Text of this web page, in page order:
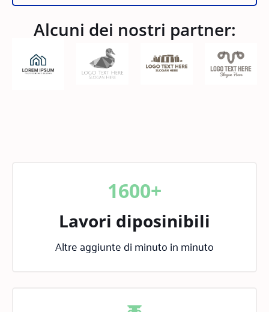
Alcuni dei nostri partner:
1600+
Lavori diposinibili
Altre aggiunte di minuto in minuto